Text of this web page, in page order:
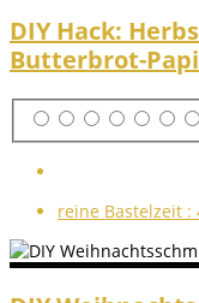
DIY Hack:
Butterbrot-
reine Bastelzeit :